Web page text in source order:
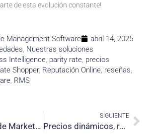
de esta evolución constante!
Management Software
abril 14, 2025
Nuestras soluciones
Intelligence parity rate precios
Shopper, Reputación Online reseñas
RMS
Estrategia de Marketing para Hoteles Pequeños: Cómo destacar en un mercado competitivo
SIGUIENTE
Precios dinámicos, reglas personalizadas y decisiones más sólidas en los nuevos algoritmos de pricing hotelero